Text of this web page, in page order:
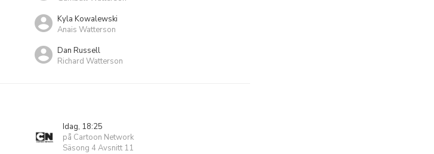
Kyla Kowalewski
Anais Watterson
Dan Russell
Richard Watterson
Idag, 18:25
på Cartoon Network
Säsong 4 Avsnitt 11